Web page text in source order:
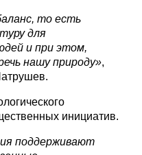
то есть
для
и при этом,
нашу природу»,
инициатив.
поддерживают